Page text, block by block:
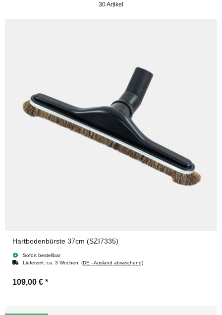
30 Artikel
Hartbodenbürste 37cm (SZI7335)
Sofort bestellbar
Lieferzeit: ca. 3 Wochen (DE - Ausland abweichend)
109,00 € *